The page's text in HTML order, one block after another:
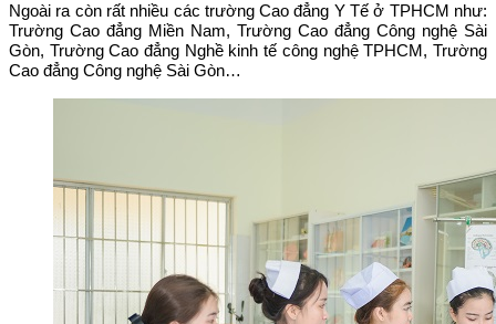
Ngoài ra còn rất nhiều các trường Cao đẳng Y Tế ở TPHCM như:
Trường Cao đẳng Miền Nam, Trường Cao đẳng Công nghệ Sài
Gòn, Trường Cao đẳng Nghề kinh tế công nghệ TPHCM, Trường
Cao đẳng Công nghệ Sài Gòn…